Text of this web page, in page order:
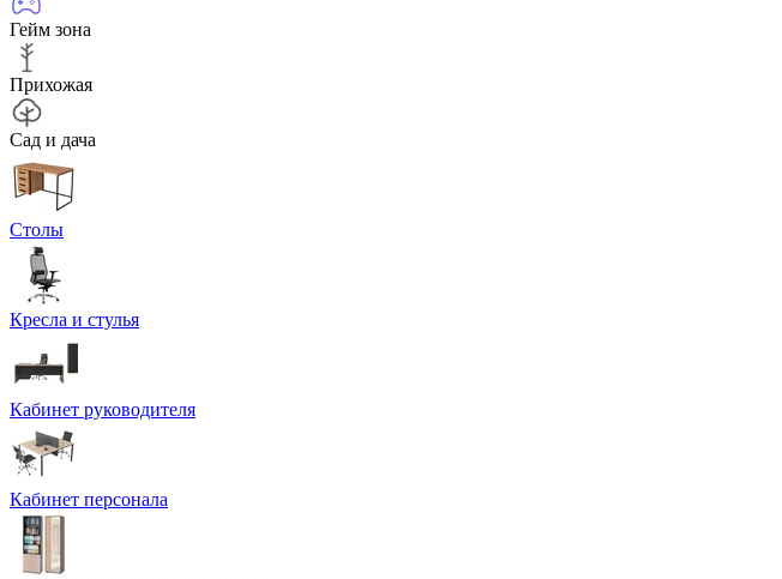
Гейм зона
Прихожая
Сад и дача
Столы
Кресла и стулья
Кабинет руководителя
Кабинет персонала